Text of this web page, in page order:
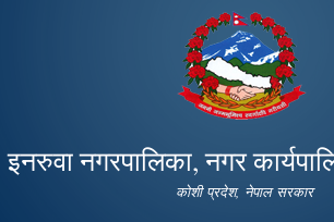
Skip to
main
content
इनरुवा नगरपालिका, नगर
कोशी प्रदेश, नेपाल सरकार